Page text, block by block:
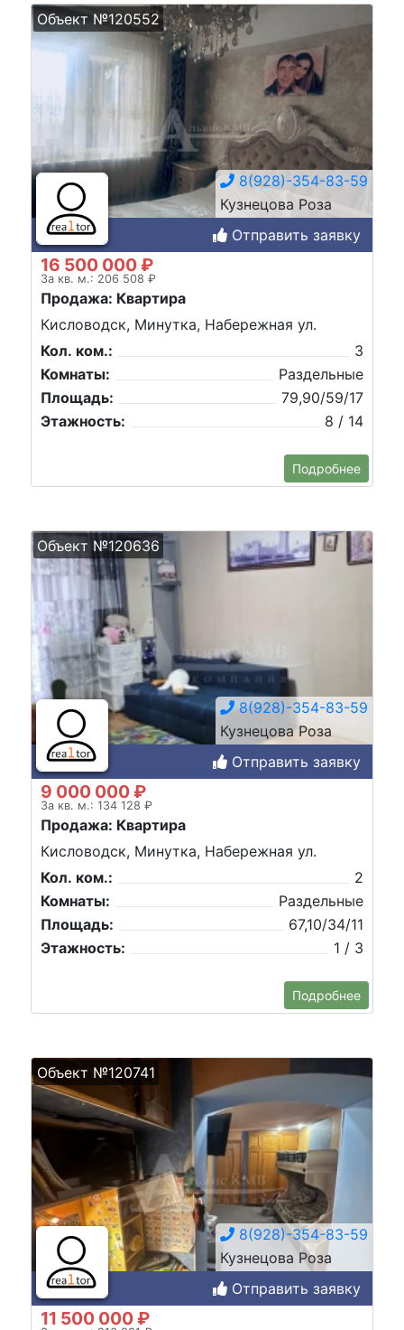
Объект №120552
8(928)-354-83-59
Кузнецова Роза
Отправить заявку
16 500 000 ₽
За кв. м.: 206 508 ₽
Продажа: Квартира
Кисловодск, Минутка, Набережная ул.
Кол. ком.:
3
Комнаты:
Раздельные
Площадь:
79,90/59/17
Этажность:
8 / 14
Подробнее
Объект №120636
8(928)-354-83-59
Кузнецова Роза
Отправить заявку
9 000 000 ₽
За кв. м.: 134 128 ₽
Продажа: Квартира
Кисловодск, Минутка, Набережная ул.
Кол. ком.:
2
Комнаты:
Раздельные
Площадь:
67,10/34/11
Этажность:
1 / 3
Подробнее
Объект №120741
8(928)-354-83-59
Кузнецова Роза
Отправить заявку
11 500 000 ₽